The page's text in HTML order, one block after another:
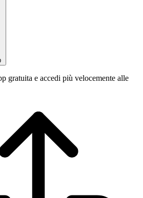
gratuita e accedi più velocemente alle